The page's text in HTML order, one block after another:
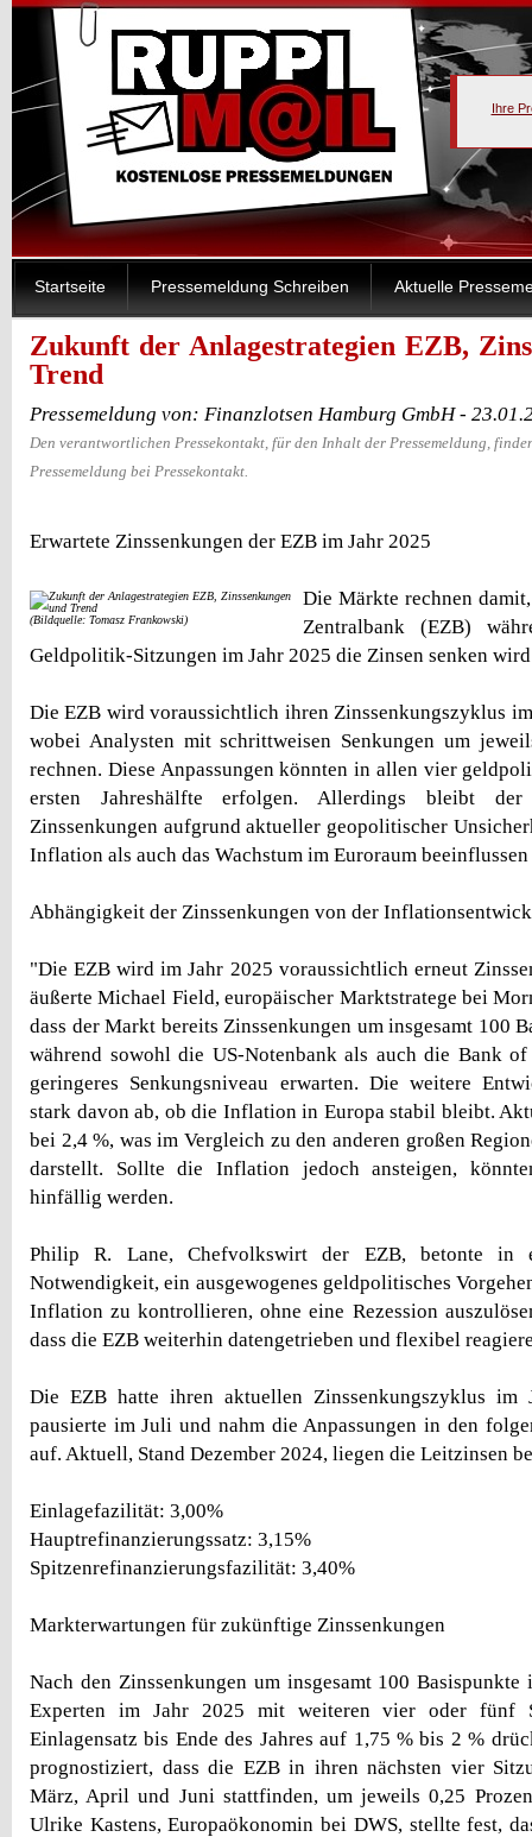
Ihre
Startseite Pressemeldung Schreiben Aktuelle
Zukunft der Anlagestrategien EZB,
Trend
Pressemeldung von: Finanzlotsen Hamburg GmbH -
Den verantwortlichen Pressekontakt, für den Inhalt der Pressemeldung,
Pressemeldung bei Pressekontakt.
Erwartete Zinssenkungen der EZB im Jahr 2025
(Bildquelle: Tomasz Frankowski)
Die Märkte rechnen
Zentralbank (EZB)
Geldpolitik-Sitzungen im Jahr 2025 die Zinsen senken
Die EZB wird voraussichtlich ihren Zinssenkungszyklus
wobei Analysten mit schrittweisen Senkungen um
rechnen. Diese Anpassungen könnten in allen vier
ersten Jahreshälfte erfolgen. Allerdings bleibt der
Zinssenkungen aufgrund aktueller geopolitischer
Inflation als auch das Wachstum im Euroraum
Abhängigkeit der Zinssenkungen von der
"Die EZB wird im Jahr 2025 voraussichtlich erneut
äußerte Michael Field, europäischer Marktstratege bei
dass der Markt bereits Zinssenkungen um insgesamt 100
während sowohl die US-Notenbank als auch die Bank
geringeres Senkungsniveau erwarten. Die weitere
stark davon ab, ob die Inflation in Europa stabil bleibt.
bei 2,4 %, was im Vergleich zu den anderen großen
darstellt. Sollte die Inflation jedoch ansteigen,
hinfällig werden.
Philip R. Lane, Chefvolkswirt der EZB, betonte in
Notwendigkeit, ein ausgewogenes geldpolitisches
Inflation zu kontrollieren, ohne eine Rezession
dass die EZB weiterhin datengetrieben und flexibel
Die EZB hatte ihren aktuellen Zinssenkungszyklus im
pausierte im Juli und nahm die Anpassungen in den
auf. Aktuell, Stand Dezember 2024, liegen die Leitzinsen
Einlagefazilität: 3,00%
Hauptrefinanzierungssatz: 3,15%
Spitzenrefinanzierungsfazilität: 3,40%
Markterwartungen für zukünftige Zinssenkungen
Nach den Zinssenkungen um insgesamt 100 Basispunkte
Experten im Jahr 2025 mit weiteren vier oder fünf
Einlagensatz bis Ende des Jahres auf 1,75 % bis 2 %
prognostiziert, dass die EZB in ihren nächsten vier
März, April und Juni stattfinden, um jeweils 0,25
Ulrike Kastens, Europaökonomin bei DWS, stellte fest,